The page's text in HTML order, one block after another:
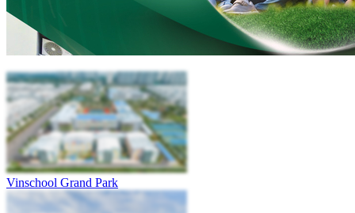
Vinschool Grand Park